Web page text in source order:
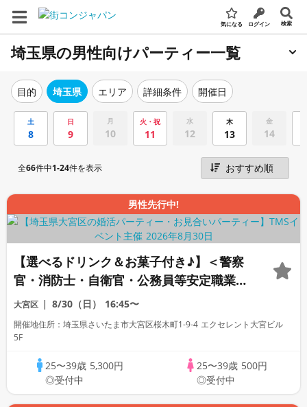
気になる ログイン 検索
埼玉県の男性向けパーティー一覧
目的 埼玉県 エリア 詳細条件 開催日
土
8
日
9
月
10
火・祝
11
水
12
木
13
金
14
全66件中1-24件を表示
男性先行中!
【選べるドリンク＆お菓子付き♪】＜警察
官・消防士・自衛官・公務員等安定職業男
性集合編＞婚活パーティー・街コン ～真
剣な出会い～
大宮区 8/30（日） 16:45〜
開催地住所：埼玉県さいたま市大宮区桜木町1-9-4 エクセレント大宮ビル
5F
25〜39歳 5,300円
◎受付中
25〜39歳 500円
◎受付中